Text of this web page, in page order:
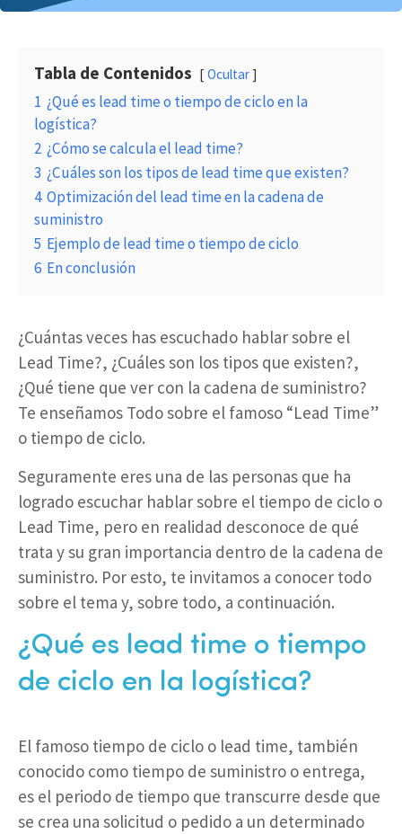
Tabla de Contenidos Ocultar
1 ¿Qué es lead time o tiempo de ciclo en la
logística?
2 ¿Cómo se calcula el lead time?
3 ¿Cuáles son los tipos de lead time que existen?
4 Optimización del lead time en la cadena de
suministro
5 Ejemplo de lead time o tiempo de ciclo
6 En conclusión
¿Cuántas veces has escuchado hablar sobre el
Lead Time?, ¿Cuáles son los tipos que existen?,
¿Qué tiene que ver con la cadena de suministro?
Te enseñamos Todo sobre el famoso “Lead Time”
o tiempo de ciclo.
Seguramente eres una de las personas que ha
logrado escuchar hablar sobre el tiempo de ciclo o
Lead Time, pero en realidad desconoce de qué
trata y su gran importancia dentro de la cadena de
suministro. Por esto, te invitamos a conocer todo
sobre el tema y, sobre todo, a continuación.
¿Qué es lead time o tiempo
de ciclo en la logística?
El famoso tiempo de ciclo o lead time, también
conocido como tiempo de suministro o entrega,
es el periodo de tiempo que transcurre desde que
se crea una solicitud o pedido a un determinado